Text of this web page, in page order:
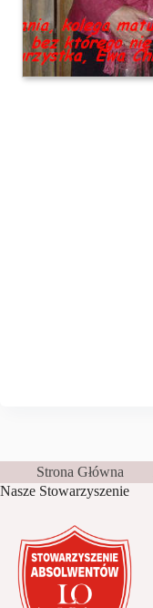
Strona Główna
Nasze Stowarzyszenie